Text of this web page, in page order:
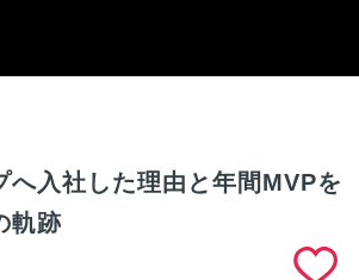
へ入社した理由と年間MVPを
軌跡